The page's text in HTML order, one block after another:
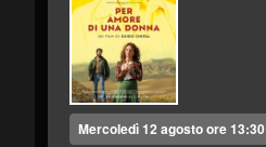
Mercoledì 12 agosto ore 13:30